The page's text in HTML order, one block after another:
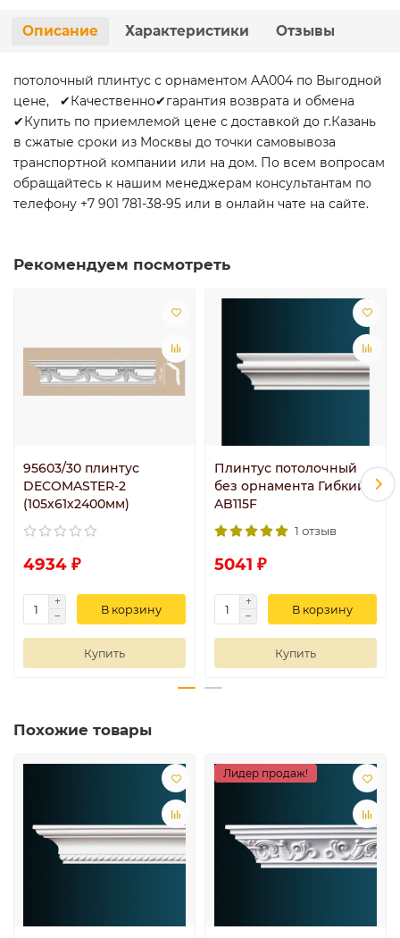
Описание Характеристики Отзывы
потолочный плинтус с орнаментом AA004 по Выгодной
цене, ✔Качественно✔гарантия возврата и обмена
✔Купить по приемлемой цене с доставкой до г.Казань
в сжатые сроки из Москвы до точки самовывоза
транспортной компании или на дом. По всем вопросам
обращайтесь к нашим менеджерам консультантам по
телефону +7 901 781-38-95 или в онлайн чате на сайте.
Рекомендуем посмотреть
95603/30 плинтус
DECOMASTER-2
(105х61х2400мм)
4934 ₽
В корзину
Купить
Плинтус потолочный
без орнамента Гибкий
AB115F
1 отзыв
5041 ₽
В корзину
Купить
Похожие товары
Лидер продаж!